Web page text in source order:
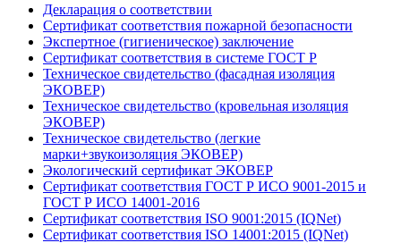
Декларация о соответствии
Сертификат соответствия пожарной безопасности
Экспертное (гигиеническое) заключение
Сертификат соответствия в системе ГОСТ Р
Техническое свидетельство (фасадная изоляция
ЭКОВЕР)
Техническое свидетельство (кровельная изоляция
ЭКОВЕР)
Техническое свидетельство (легкие
марки+звукоизоляция ЭКОВЕР)
Экологический сертификат ЭКОВЕР
Сертификат соответствия ГОСТ Р ИСО 9001-2015 и
ГОСТ Р ИСО 14001-2016
Сертификат соответствия ISO 9001:2015 (IQNet)
Сертификат соответствия ISO 14001:2015 (IQNet)